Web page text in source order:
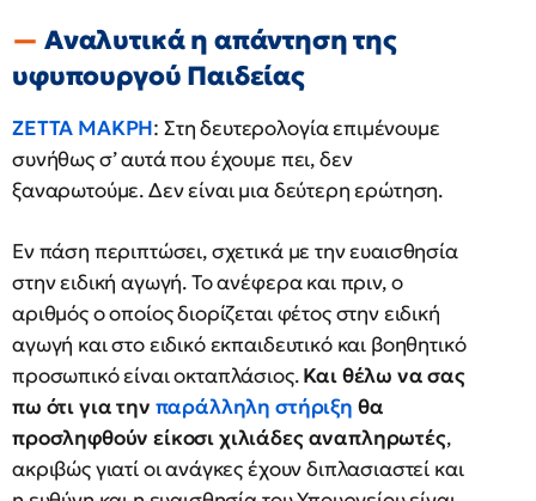
Αναλυτικά η απάντηση της
υφυπουργού Παιδείας
ΖΕΤΤΑ ΜΑΚΡΗ: Στη δευτερολογία επιμένουμε
συνήθως σ’ αυτά που έχουμε πει, δεν
ξαναρωτούμε. Δεν είναι μια δεύτερη ερώτηση.
Εν πάση περιπτώσει, σχετικά με την ευαισθησία
στην ειδική αγωγή. Το ανέφερα και πριν, ο
αριθμός ο οποίος διορίζεται φέτος στην ειδική
αγωγή και στο ειδικό εκπαιδευτικό και βοηθητικό
προσωπικό είναι οκταπλάσιος.Και θέλω να σας
πω ότι για την παράλληλη στήριξη θα
προσληφθούν είκοσι χιλιάδες αναπληρωτές,
ακριβώς γιατί οι ανάγκες έχουν διπλασιαστεί και